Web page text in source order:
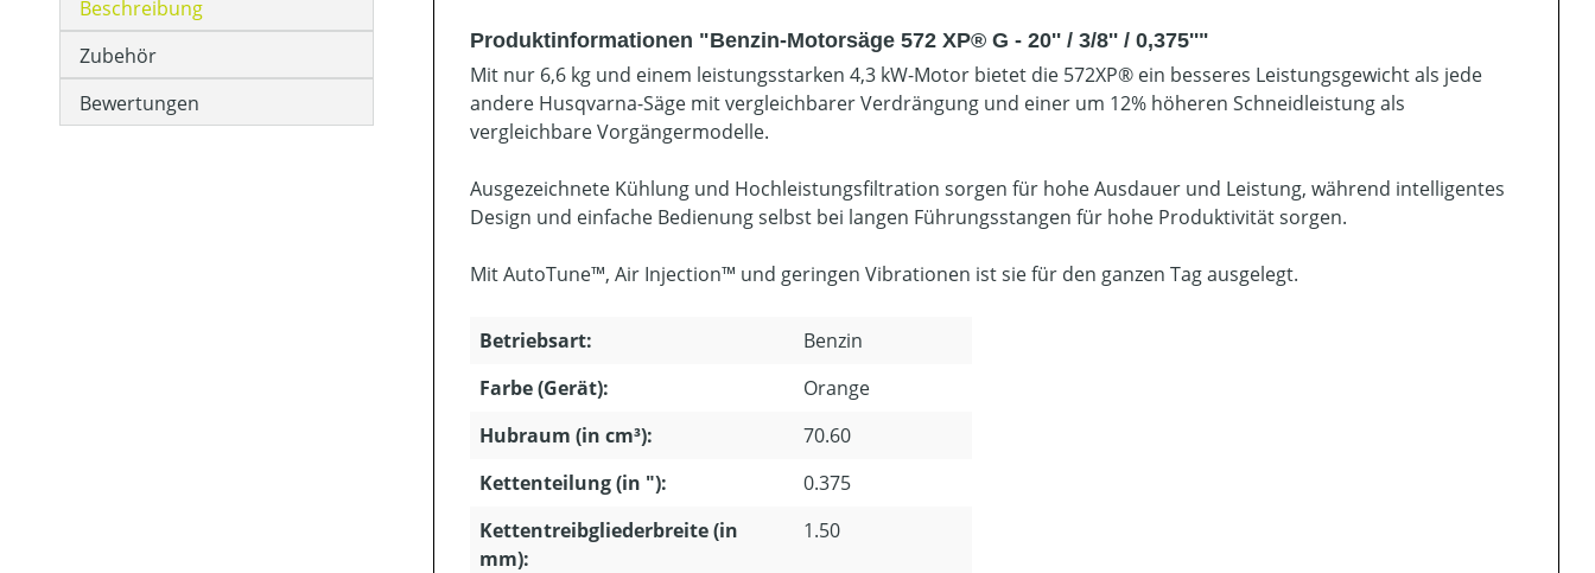
Beschreibung
Zubehör
Bewertungen
Produktinformationen "Benzin-Motorsäge 572 XP® G - 20'' / 3/8'' / 0,375''"
Mit nur 6,6 kg und einem leistungsstarken 4,3 kW-Motor bietet die 572XP® ein besseres Leistungsgewicht als jede
andere Husqvarna-Säge mit vergleichbarer Verdrängung und einer um 12% höheren Schneidleistung als
vergleichbare Vorgängermodelle.
Ausgezeichnete Kühlung und Hochleistungsfiltration sorgen für hohe Ausdauer und Leistung, während intelligentes
Design und einfache Bedienung selbst bei langen Führungsstangen für hohe Produktivität sorgen.
Mit AutoTune™, Air Injection™ und geringen Vibrationen ist sie für den ganzen Tag ausgelegt.
Betriebsart:
Benzin
Farbe (Gerät):
Orange
Hubraum (in cm³):
70.60
Kettenteilung (in "):
0.375
Kettentreibgliederbreite (in
mm):
1.50